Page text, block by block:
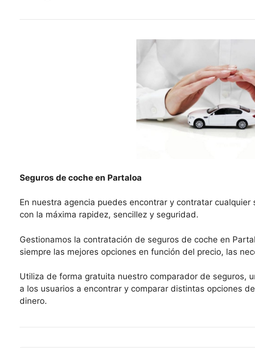
Seguros de coche en Partaloa
En nuestra agencia puedes encontrar y contratar
con la máxima rapidez, sencillez y seguridad.
Gestionamos la contratación de seguros de coche en
siempre las mejores opciones en función del precio, las
Utiliza de forma gratuita nuestro comparador de seguros,
a los usuarios a encontrar y comparar distintas opciones
dinero.